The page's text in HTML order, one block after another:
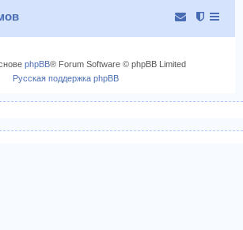
phpBB® Forum Software © phpBB Limited
Русская поддержка phpBB